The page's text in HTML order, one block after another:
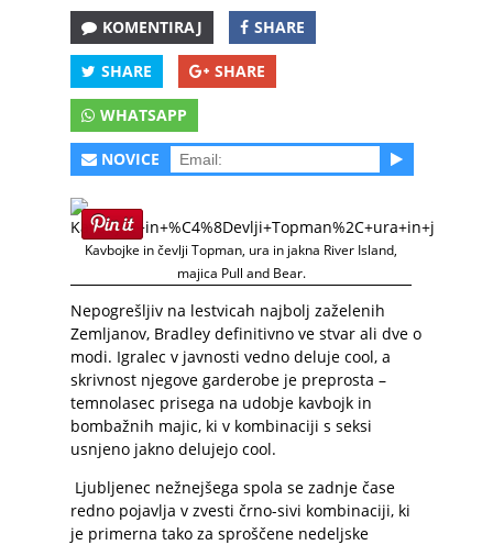
KOMENTIRAJ SHARE
SHARE SHARE
WHATSAPP
NOVICE
Kavbojke in čevlji Topman, ura in jakna River Island,
majica Pull and Bear.
Nepogrešljiv na lestvicah najbolj zaželenih
Zemljanov, Bradley definitivno ve stvar ali dve o
modi. Igralec v javnosti vedno deluje cool, a
skrivnost njegove garderobe je preprosta –
temnolasec prisega na udobje kavbojk in
bombažnih majic, ki v kombinaciji s seksi
usnjeno jakno delujejo cool.
Ljubljenec nežnejšega spola se zadnje čase
redno pojavlja v zvesti črno-sivi kombinaciji, ki
je primerna tako za sproščene nedeljske